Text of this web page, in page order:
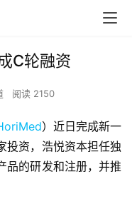
C轮融资
阅读 2150
）近日完成新一
投资，浩悦资本担任独
品的研发和注册，并推